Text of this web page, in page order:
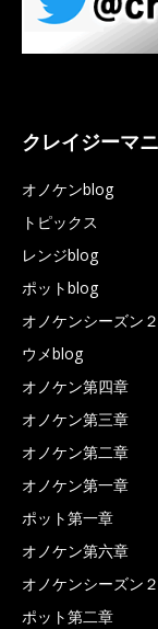
クレイジーマ
オノケンblog
トピックス
レンジblog
ポットblog
オノケンシーズン
ウメblog
オノケン第四章
オノケン第三章
オノケン第二章
オノケン第一章
ポット第一章
オノケン第六章
オノケンシーズン
ポット第二章